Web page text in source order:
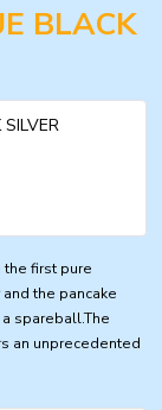
BLACK
the first pure
the pancake
spareball.The
an unprecedented